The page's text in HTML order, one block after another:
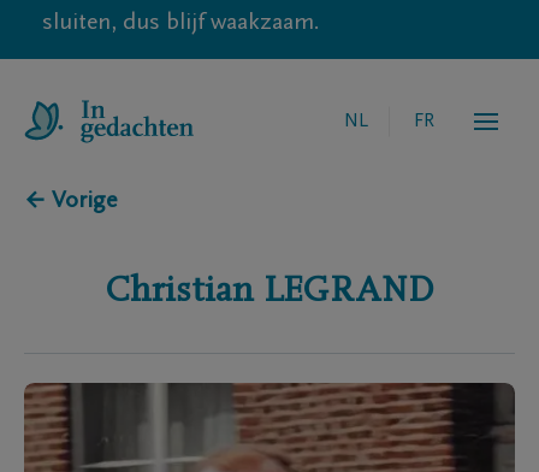
sluiten, dus blijf waakzaam.
NL FR
← Vorige
Christian LEGRAND